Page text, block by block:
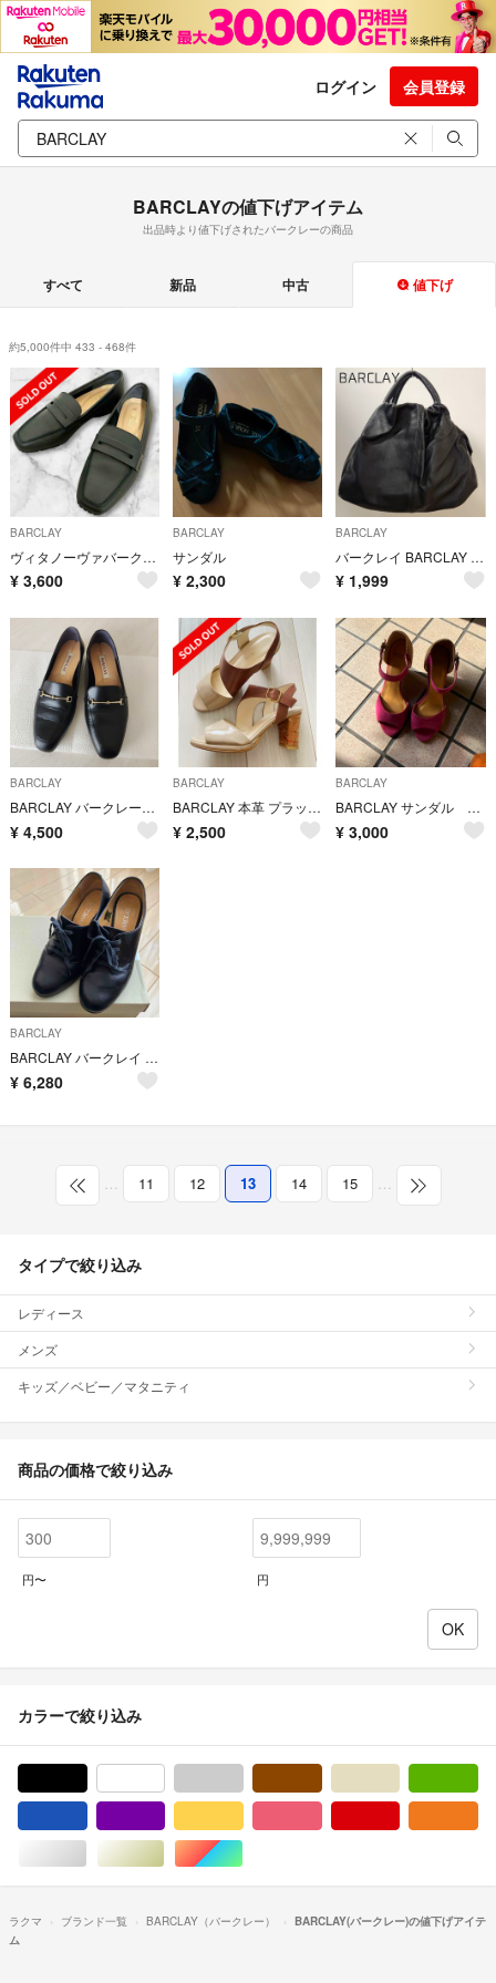
ログイン 会員登録
BARCLAYの値下げアイテム
出品時より値下げされたバークレーの商品
すべて 新品 中古 値下げ
約5,000件中 433 - 468件
BARCLAY
ヴィタノーヴァバークレー コインローファースリッポン ブラック黒 スクエアトゥ
¥ 3,600
BARCLAY
サンダル
¥ 2,300
BARCLAY
バークレイ BARCLAY ハンドバッグ ショルダーバッグ レディース 黒
¥ 1,999
BARCLAY
BARCLAY バークレーソフトスクエアトゥビットモチーフ ローファーパンプス
¥ 4,500
BARCLAY
BARCLAY 本革 プラットフォーム サンダル 24cm 日本製 バークレー
¥ 2,500
BARCLAY
BARCLAY サンダル Ｍサイズ ピンク
¥ 3,000
BARCLAY
BARCLAY バークレイ パンプス 22cm
¥ 6,280
… 11 12 13 14 15 …
タイプで絞り込み
レディース
メンズ
キッズ／ベビー／マタニティ
商品の価格で絞り込み
円〜 円
カラーで絞り込み
シルバー/銀色系ゴールド/金色系マルチカラー
ラクマ ブランド一覧 BARCLAY（バークレー）
BARCLAY(バークレー)の値下げアイテ
ム